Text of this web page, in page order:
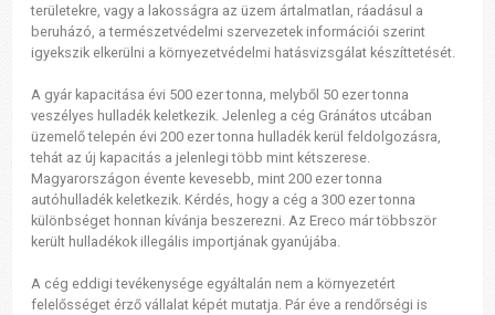
területekre, vagy a lakosságra az üzem ártalmatlan, ráadásul a
beruházó, a természetvédelmi szervezetek információi szerint
igyekszik elkerülni a környezetvédelmi hatásvizsgálat készíttetését.
A gyár kapacitása évi 500 ezer tonna, melyből 50 ezer tonna
veszélyes hulladék keletkezik. Jelenleg a cég Gránátos utcában
üzemelő telepén évi 200 ezer tonna hulladék kerül feldolgozásra,
tehát az új kapacitás a jelenlegi több mint kétszerese.
Magyarországon évente kevesebb, mint 200 ezer tonna
autóhulladék keletkezik. Kérdés, hogy a cég a 300 ezer tonna
különbséget honnan kívánja beszerezni. Az Ereco már többször
került hulladékok illegális importjának gyanújába.
A cég eddigi tevékenysége egyáltalán nem a környezetért
felelősséget érző vállalat képét mutatja. Pár éve a rendőrségi is